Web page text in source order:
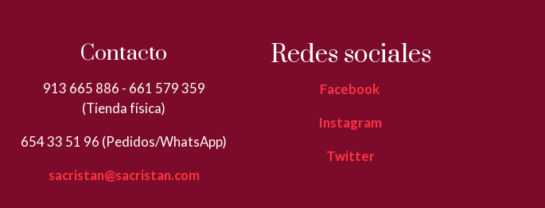
Contacto
913 665 886 - 661 579 359
(Tienda física)
654 33 51 96 (Pedidos/WhatsApp)
sacristan@sacristan.com
Redes sociales
Facebook
Instagram
Twitter